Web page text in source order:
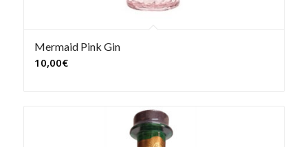
Mermaid Pink Gin
10,00€